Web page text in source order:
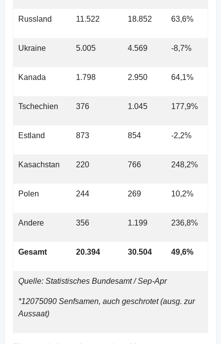
Russland 11.522 18.852 63,6%
Ukraine 5.005 4.569 -8,7%
Kanada 1.798 2.950 64,1%
Tschechien 376 1.045 177,9%
Estland 873 854 -2,2%
Kasachstan 220 766 248,2%
Polen 244 269 10,2%
Andere 356 1.199 236,8%
Gesamt 20.394 30.504 49,6%
Quelle: Statistisches Bundesamt / Sep-Apr
*12075090 Senfsamen, auch geschrotet (ausg. zur
Aussaat)